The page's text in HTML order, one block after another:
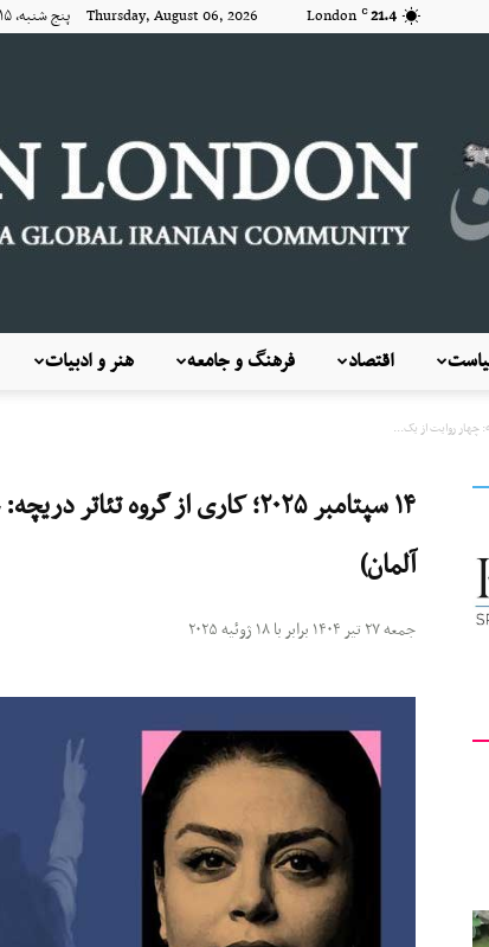
21.4
C
London Thursday, August 06, 2026 پنج شنبه, ۱۵ مرداد ۱۴۰۵
هنر و ادبیات فرهنگ و جامعه اقتصاد
۱۴ سپتامبر ۲۰۲۵؛ کاری از گروه
آلمان)
جمعه ۲۷ تیر ۱۴۰۴ برابر با ۱۸ ژوئیه ۲۰۲۵